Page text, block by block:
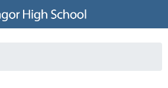
to navigation